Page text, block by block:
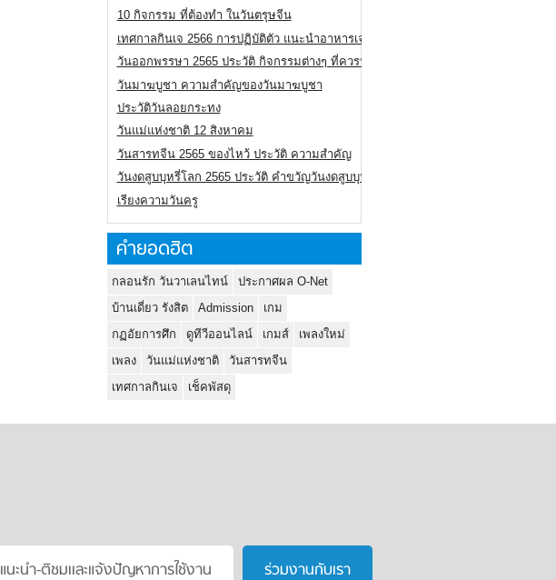
10 กิจกรรม ที่ต้องทำ ในวันตรุษจีน
เทศกาลกินเจ 2566 การปฏิบัติตัว แนะนำอาหารเจ
วันออกพรรษา 2565 ประวัติ กิจกรรมต่างๆ ที่ควรปฏิบัติ
วันมาฆบูชา ความสำคัญของวันมาฆบูชา
ประวัติวันลอยกระทง
วันแม่แห่งชาติ 12 สิงหาคม
วันสารทจีน 2565 ของไหว้ ประวัติ ความสำคัญ
วันงดสูบบุหรี่โลก 2565 ประวัติ คำขวัญวันงดสูบบุหรี่โลก
เรียงความวันครู
คำยอดฮิต
กลอนรัก วันวาเลนไทน์
ประกาศผล O-Net
บ้านเดี่ยว รังสิต
Admission
เกม
กฏอัยการศึก
ดูทีวีออนไลน์ เกมส์
เพลงใหม่
เพลง
วันแม่แห่งชาติ
วันสารทจีน
เทศกาลกินเจ
เช็คพัสดุ
แนะนำ-ติชมเเละแจ้งปัญหาการใช้งาน ร่วมงานกับเรา